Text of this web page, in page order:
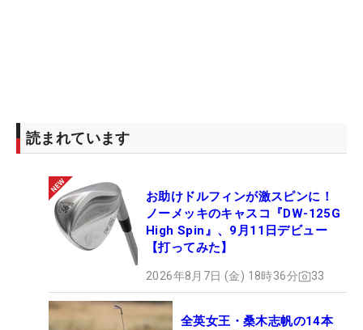
読まれています
お助けドルフィンが激スピンに！
ノーメッキのキャスコ『DW-125G
High Spin』、9月11日デビュー
【打ってみた】
2026年8月7日 (金) 18時36分 33
全英女王・桑木志帆の14本